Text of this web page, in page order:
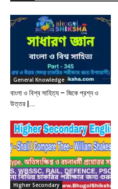
General Knowledge
বাংলা ও বিশ্ব সাহিত্য – জিকে প্রশ্ন ও
উত্তর |...
Higher Secondary